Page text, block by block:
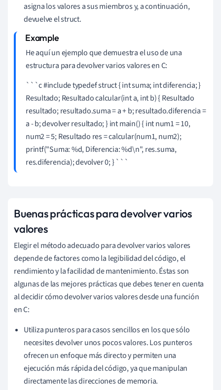
asigna los valores a sus miembros y, a continuación,
devuelve el struct.
He aquí un ejemplo que demuestra el uso de una
estructura para devolver varios valores en C:
```c #includetypedef struct { int suma; int diferencia; }
Resultado; Resultado calcular(int a, int b) { Resultado
resultado; resultado.suma = a + b; resultado.diferencia =
a - b; devolver resultado; } int main() { int num1 = 10,
num2 = 5; Resultado res = calcular(num1, num2);
printf("Suma: %d, Diferencia: %d\n", res.suma,
res.diferencia); devolver 0; } ```
Buenas prácticas para devolver varios
valores
Elegir el método adecuado para devolver varios valores
depende de factores como la legibilidad del código, el
rendimiento y la facilidad de mantenimiento. Éstas son
algunas de las mejores prácticas que debes tener en cuenta
al decidir cómo devolver varios valores desde una función
en C:
Utiliza punteros para casos sencillos en los que sólo
necesites devolver unos pocos valores. Los punteros
ofrecen un enfoque más directo y permiten una
ejecución más rápida del código, ya que manipulan
directamente las direcciones de memoria.